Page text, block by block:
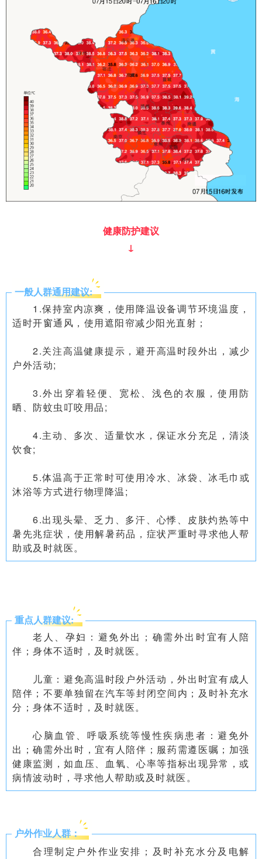
健康防护建议
↓
一般人群通用建议:
1.保持室内凉爽，使用降温设备调节环境温度，
适时开窗通风，使用遮阳帘减少阳光直射；
2.关注高温健康提示，避开高温时段外出，减少
户外活动;
3.外出穿着轻便、宽松、浅色的衣服，使用防
晒、防蚊虫叮咬用品;
4.主动、多次、适量饮水，保证水分充足，清淡
饮食;
5.体温高于正常时可使用冷水、冰袋、冰毛巾或
沐浴等方式进行物理降温;
6.出现头晕、乏力、多汗、心悸、皮肤灼热等中
暑先兆症状，使用解暑药品，症状严重时寻求他人帮
助或及时就医。
重点人群建议:
老人、孕妇：避免外出；确需外出时宜有人陪
伴；身体不适时，及时就医。
儿童：避免高温时段户外活动，外出时宜有成人
陪伴；不要单独留在汽车等封闭空间内；及时补充水
分；身体不适时，及时就医。
心脑血管、呼吸系统等慢性疾病患者：避免外
出；确需外出时，宜有人陪伴；服药需遵医嘱；加强
健康监测，如血压、血氧、心率等指标出现异常，或
病情波动时，寻求他人帮助或及时就医。
户外作业人群：
合理制定户外作业安排；及时补充水分及电解